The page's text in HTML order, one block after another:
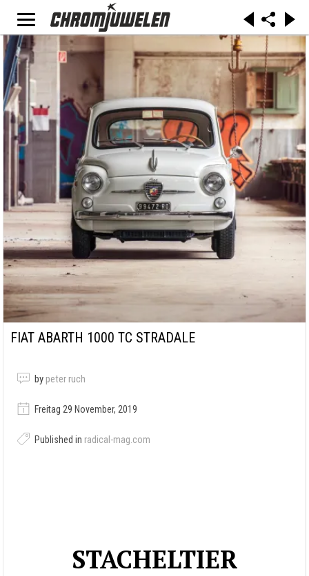
FIAT ABARTH 1000 TC STRADALE
by peter ruch
Freitag 29 November, 2019
Published in radical-mag.com
STACHELTIER